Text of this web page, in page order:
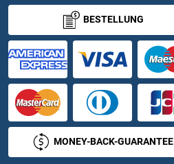
OR1J1 ELISA Kits
OR1J4 ELISA Kits
OR1K1 ELISA Kits
OR1L1 ELISA Kits
OR1L3 ELISA Kits
BESTELLUNG
MONEY-BACK-GUARANTEE